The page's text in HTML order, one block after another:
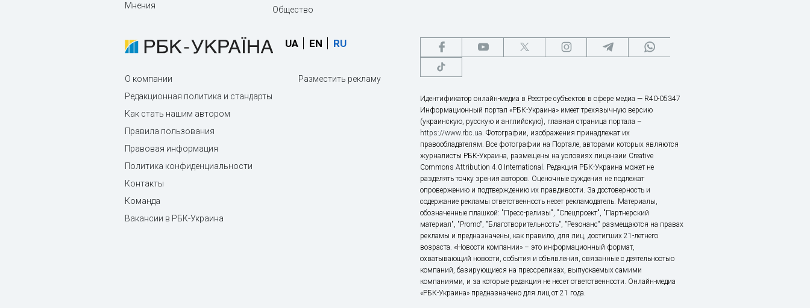
Мнения
Общество
UA EN RU
О компании
Редакционная политика и стандарты
Как стать нашим автором
Правила пользования
Правовая информация
Политика конфиденциальности
Контакты
Команда
Вакансии в РБК-Украина
Разместить рекламу
Идентификатор онлайн-медиа в Реестре субъектов в сфере медиа — R40-05347
Информационный портал «РБК-Украина» имеет трехязычную версию
(украинскую, русскую и английскую), главная страница портала –
https://www.rbc.ua. Фотографии, изображения принадлежат их
правообладателям. Все фотографии на Портале, авторами которых являются
журналисты РБК-Украина, размещены на условиях лицензии Creative
Commons Attribution 4.0 International. Редакция РБК-Украина может не
разделять точку зрения авторов. Оценочные суждения не подлежат
опровержению и подтверждению их правдивости. За достоверность и
содержание рекламы ответственность несет рекламодатель. Материалы,
обозначенные плашкой: "Пресс-релизы", "Спецпроект", "Партнерский
материал", "Promo", "Благотворительность", "Резонанс" размещаются на правах
рекламы и предназначены, как правило, для лиц, достигших 21-летнего
возраста. «Новости компании» – это информационный формат,
охватывающий новости, события и объявления, связанные с деятельностью
компаний, базирующиеся на прессрелизах, выпускаемых самими
компаниями, и за которые редакция не несет ответственности. Онлайн-медиа
«РБК-Украина» предназначено для лиц от 21 года.